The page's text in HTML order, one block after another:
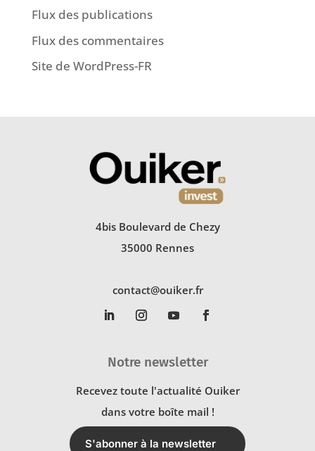
Flux des publications
Flux des commentaires
Site de WordPress-FR
4bis Boulevard de Chezy
35000 Rennes
contact@ouiker.fr
Notre newsletter
Recevez toute l'actualité Ouiker
dans votre boîte mail !
S'abonner à la newsletter